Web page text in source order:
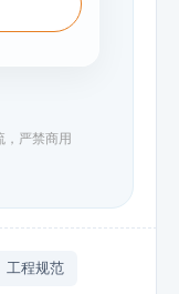
，严禁商用
工程规范